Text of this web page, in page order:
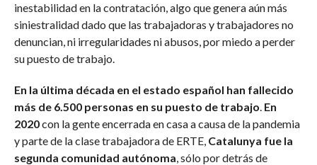
inestabilidad en la contratación, algo que genera aún más
siniestralidad dado que las trabajadoras y trabajadores no
denuncian, ni irregularidades ni abusos, por miedo a perder
su puesto de trabajo.
En la última década en el estado español han fallecido
más de 6.500 personas en su puesto de trabajo. En
2020con la gente encerrada en casa a causa de la pandemia
y parte de la clase trabajadora de ERTE, Catalunya fue la
segunda comunidad autónoma, sólo por detrás de